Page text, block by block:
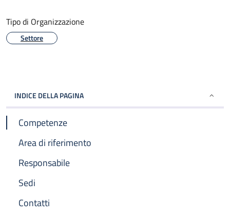
Tipo di Organizzazione
Settore
INDICE DELLA PAGINA
Competenze
Area di riferimento
Responsabile
Sedi
Contatti